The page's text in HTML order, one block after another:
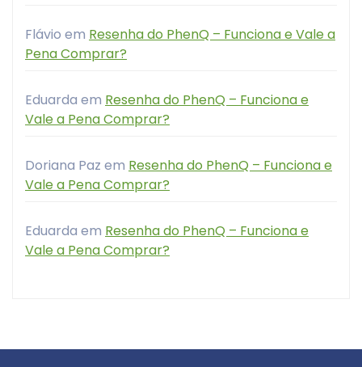
Flávio em Resenha do PhenQ – Funciona e Vale a
Pena Comprar?
Eduarda em Resenha do PhenQ – Funciona e
Vale a Pena Comprar?
Doriana Paz em Resenha do PhenQ – Funciona e
Vale a Pena Comprar?
Eduarda em Resenha do PhenQ – Funciona e
Vale a Pena Comprar?